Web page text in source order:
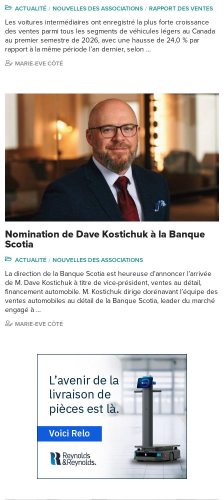
ACTUALITÉ NOUVELLES DES ASSOCIATIONS RAPPORT DES VENTES
Les voitures intermédiaires ont enregistré la plus forte croissance
des ventes parmi tous les segments de véhicules légers au Canada
au premier semestre de 2026, avec une hausse de 24,0 % par
rapport à la même période l’an dernier, selon …
MARIE-EVE CÔTÉ
Nomination de Dave Kostichuk à la Banque
Scotia
ACTUALITÉ NOUVELLES DES ASSOCIATIONS
La direction de la Banque Scotia est heureuse d’annoncer l’arrivée
de M. Dave Kostichuk à titre de vice-président, ventes au détail,
financement automobile. M. Kostichuk dirige dorénavant l’équipe des
ventes automobiles au détail de la Banque Scotia, leader du marché
engagé à …
MARIE-EVE CÔTÉ